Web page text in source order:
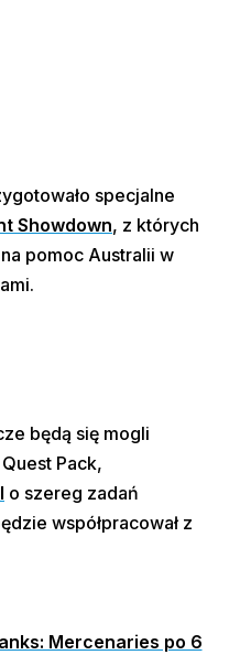
specjalne
Showdown, z których
pomoc Australii w
będą się mogli
Pack,
o szereg zadań
współpracował z
Mercenaries po 6